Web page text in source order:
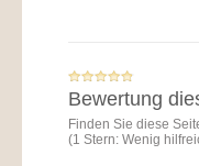
Bewertung
Finden Sie diese
(1 Stern: Wenig